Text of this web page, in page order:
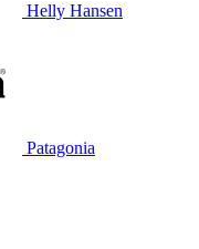
Helly Hansen
Patagonia